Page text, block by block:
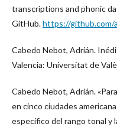
transcriptions and phonic
GitHub.https://github.com/
Cabedo Nebot, Adrián.
Valencia: Universitat de
Cabedo Nebot, Adrián.
en cinco ciudades
específico del rango tonal y